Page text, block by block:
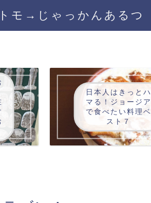
モ→じゃっかんあるつ
日本人はきっとハ
マる！ジョージア
で食べたい料理ベ
スト７